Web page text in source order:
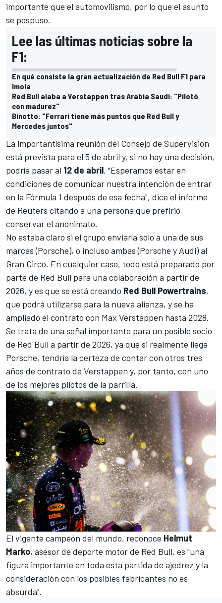
importante que el automovilismo, por lo que el asunto
se pospuso.
Lee las últimas noticias sobre la
F1:
En qué consiste la gran actualización de Red Bull F1 para
Imola
Red Bull alaba a Verstappen tras Arabia Saudí: "Pilotó
con madurez"
Binotto: "Ferrari tiene más puntos que Red Bull y
Mercedes juntos"
La importantísima reunión del Consejo de Supervisión
está prevista para el 5 de abril y, si no hay una decisión,
podría pasar al 12 de abril. "Esperamos estar en
condiciones de comunicar nuestra intención de entrar
en la Fórmula 1 después de esa fecha", dice el informe
de Reuters citando a una persona que prefirió
conservar el anonimato.
No estaba claro si el grupo enviaría solo a una de sus
marcas (Porsche), o incluso ambas (Porsche y Audi) al
Gran Circo. En cualquier caso, todo está preparado por
parte de Red Bull para una colaboración a partir de
2026, y es que se está creando Red Bull Powertrains,
que podrá utilizarse para la nueva alianza, y se ha
ampliado el contrato con Max Verstappen hasta 2028.
Se trata de una señal importante para un posible socio
de Red Bull a partir de 2026, ya que si realmente llega
Porsche, tendría la certeza de contar con otros tres
años de contrato de Verstappen y, por tanto, con uno
de los mejores pilotos de la parrilla.
El vigente campeón del mundo, reconoce Helmut
Marko, asesor de deporte motor de Red Bull, es "una
figura importante en toda esta partida de ajedrez y la
consideración con los posibles fabricantes no es
absurda".